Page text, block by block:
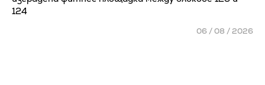
124
06 / 08 / 2026